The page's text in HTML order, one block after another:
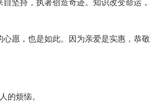
坚持，执著创造奇迹。知识改变命运，
愿，也是如此。因为亲爱是实惠，恭敬
的烦恼。